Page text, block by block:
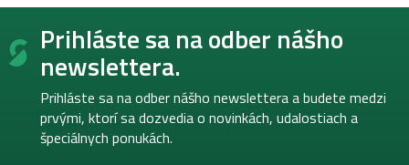
Z
Prihláste sa na odber nášho
newslettera.
Prihláste sa na odber nášho newslettera a budete medzi
prvými, ktorí sa dozvedia o novinkách, udalostiach a
špeciálnych ponukách.